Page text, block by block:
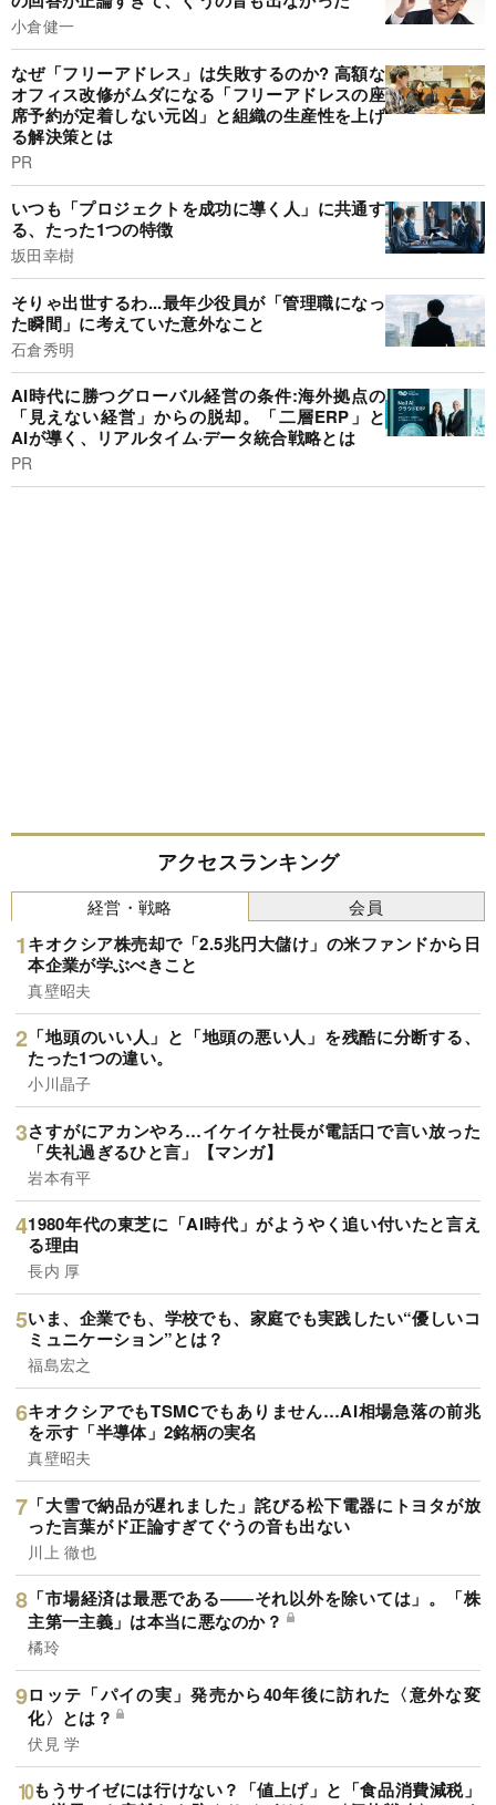
小倉健一
なぜ「フリーアドレス」は失敗するのか? 高額な
オフィス改修がムダになる「フリーアドレスの座
席予約が定着しない元凶」と組織の生産性を上げ
る解決策とは
PR
いつも「プロジェクトを成功に導く人」に共通す
る、たった1つの特徴
坂田幸樹
そりゃ出世するわ...最年少役員が「管理職になっ
た瞬間」に考えていた意外なこと
石倉秀明
AI時代に勝つグローバル経営の条件:海外拠点の
「見えない経営」からの脱却。「二層ERP」と
AIが導く、リアルタイム·データ統合戦略とは
PR
アクセスランキング
経営・戦略
キオクシア株売却で「2.5兆円大儲け」の米ファンドから日
本企業が学ぶべきこと
真壁昭夫
「地頭のいい人」と「地頭の悪い人」を残酷に分断する、
たった1つの違い。
小川晶子
さすがにアカンやろ…イケイケ社長が電話口で言い放った
「失礼過ぎるひと言」【マンガ】
岩本有平
1980年代の東芝に「AI時代」がようやく追い付いたと言え
る理由
長内 厚
いま、企業でも、学校でも、家庭でも実践したい“優しいコ
ミュニケーション”とは？
福島宏之
キオクシアでもTSMCでもありません…AI相場急落の前兆
を示す「半導体」2銘柄の実名
真壁昭夫
「大雪で納品が遅れました」詫びる松下電器にトヨタが放
った言葉がド正論すぎてぐうの音も出ない
川上 徹也
「市場経済は最悪である――それ以外を除いては」。「株
主第一主義」は本当に悪なのか？
橘玲
ロッテ「パイの実」発売から40年後に訪れた〈意外な変
化〉とは？
伏見 学
もうサイゼには行けない？「値上げ」と「食品消費減税」
会員